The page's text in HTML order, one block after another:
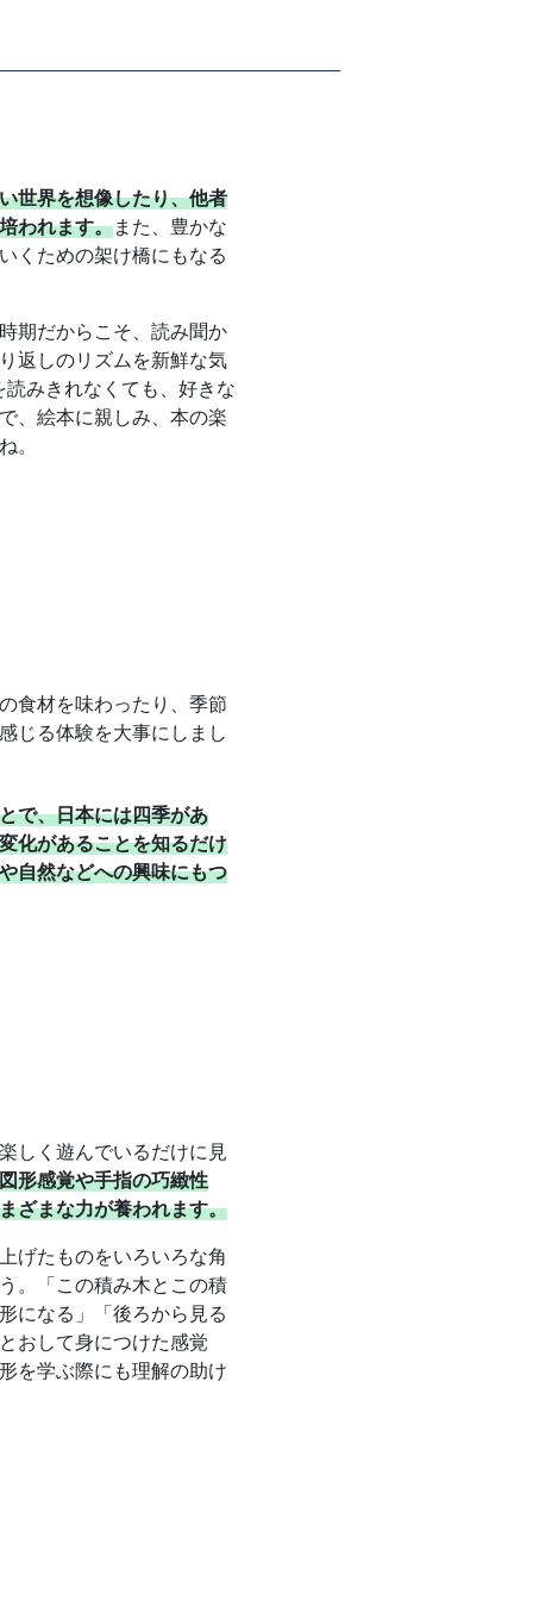
世界を想像したり、他者
われます。また、豊かな
くための架け橋にもなる
期だからこそ、読み聞か
返しのリズムを新鮮な気
みきれなくても、好きな
、絵本に親しみ、本の楽
。
食材を味わったり、季節
じる体験を大事にしまし
で、日本には四季があ
化があることを知るだけ
自然などへの興味にもつ
しく遊んでいるだけに見
図形感覚や手指の巧緻性
ざまな力が養われます。
げたものをいろいろな角
。「この積み木とこの積
になる」「後ろから見る
おして身につけた感覚
を学ぶ際にも理解の助け